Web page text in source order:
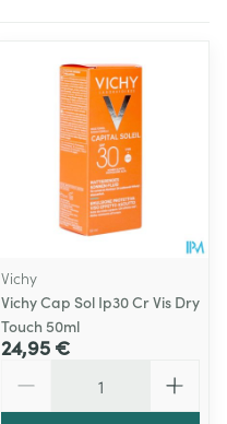
Vichy
Vichy Cap Sol Ip30 Cr Vis Dry
Touch 50ml
24,95 €